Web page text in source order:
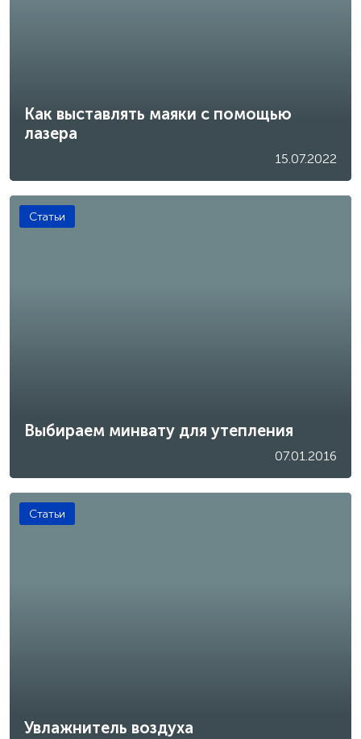
Как выставлять маяки с помощью
лазера
15.07.2022
Выбираем минвату для утепления
07.01.2016
Статьи
Увлажнитель воздуха
Статьи